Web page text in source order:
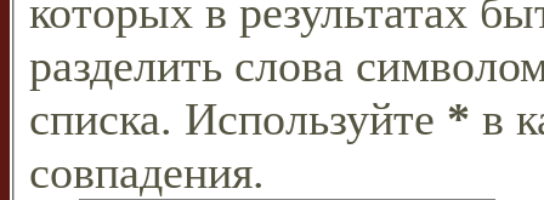
которых в результатах
разделить слова
списка. Используйте * в
совпадения.